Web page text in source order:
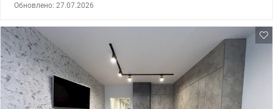
квадратных, кухня 20 метров квадратных. Квартира с ремонтом,
посудомоечной машиной, шкафы в коридоре и комнате,
кондиционеры в комнате и кухне, бойлер, стиральная машина.
Зимой работал генератор на отопление и воду. Собственная
газовая котельная обеспечивает тепло независимо от города. В
комплексе есть подземный паркинг, который работает, при
необходимости, как укрытие. Также есть подвалы – укрытие в
каждой секции, где тепло зимой, и есть вай фай. На территории
Обновлено: 27.07.2026